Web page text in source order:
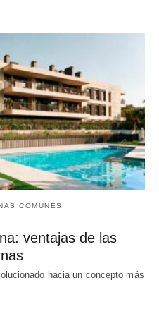
COMUNES
ventajas de las
hacia un concepto más